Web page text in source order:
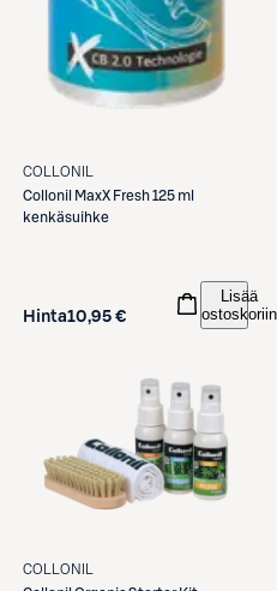
COLLONIL
Collonil MaxX Fresh 125 ml
kenkäsuihke
Hinta10,95 €
Lisää
ostoskoriin
COLLONIL